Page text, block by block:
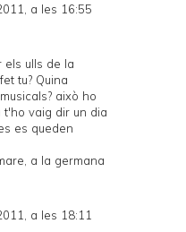
a les 16:55
els ulls de la
tu? Quina
això ho
t'ho vaig dir un dia
es queden
a la germana
a les 18:11